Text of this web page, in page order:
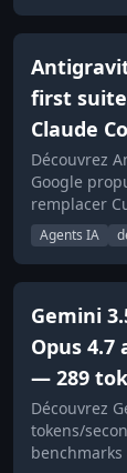
first
Claude
Découvrez
Google
remplacer
Agents IA
Gemini
Opus 4.7
— 289
Découvrez
tokens/
benchmarks